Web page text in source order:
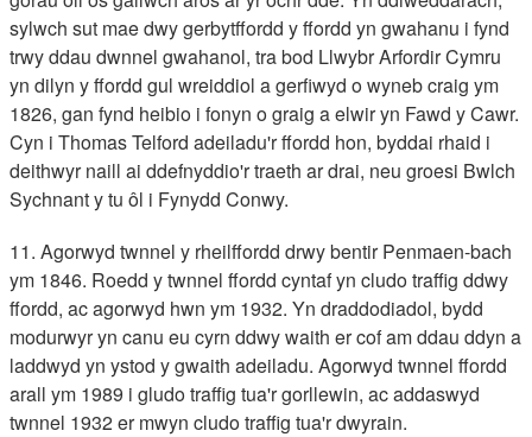
sylwch sut mae dwy gerbytffordd y ffordd yn gwahanu i fynd
trwy ddau dwnnel gwahanol, tra bod Llwybr Arfordir Cymru
yn dilyn y ffordd gul wreiddiol a gerfiwyd o wyneb craig ym
1826, gan fynd heibio i fonyn o graig a elwir yn Fawd y Cawr.
Cyn i Thomas Telford adeiladu'r ffordd hon, byddai rhaid i
deithwyr naill ai ddefnyddio'r traeth ar drai, neu groesi Bwlch
Sychnant y tu ôl i Fynydd Conwy.
11. Agorwyd twnnel y rheilffordd drwy bentir Penmaen-bach
ym 1846. Roedd y twnnel ffordd cyntaf yn cludo traffig ddwy
ffordd, ac agorwyd hwn ym 1932. Yn draddodiadol, bydd
modurwyr yn canu eu cyrn ddwy waith er cof am ddau ddyn a
laddwyd yn ystod y gwaith adeiladu. Agorwyd twnnel ffordd
arall ym 1989 i gludo traffig tua'r gorllewin, ac addaswyd
twnnel 1932 er mwyn cludo traffig tua'r dwyrain.